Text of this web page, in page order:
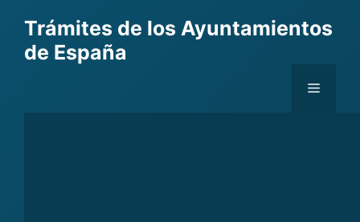
content
Trámites de los Ayuntamientos
de España
Menu